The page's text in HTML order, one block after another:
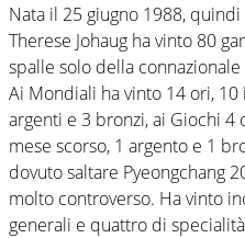
Nata il 25 giugno 1988,
Therese Johaug ha vinto 80
spalle solo della
Ai Mondiali ha vinto 14 ori,
argenti e 3 bronzi, ai Giochi
mese scorso, 1 argento e 1
dovuto saltare Pyeongchang
molto controverso. Ha vinto
generali e quattro di